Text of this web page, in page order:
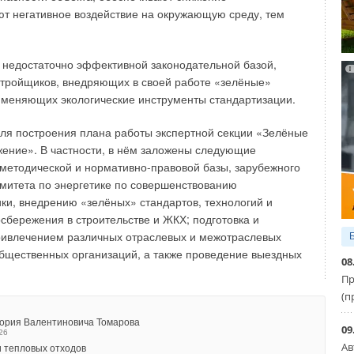
негативное воздействие на окружающую среду, тем
эффективной законодательной базой,
внедряющих в своей работе «зелёные»
экологические инструменты стандартизации.
построения плана работы экспертной секции «Зелёные
В частности, в нём заложены следующие
и нормативно-правовой базы, зарубежного
по энергетике по совершенствованию
внедрению «зелёных» стандартов, технологий и
в строительстве и ЖКХ; подготовка и
различных отраслевых и межотраслевых
организаций, а также проведение выездных
Валентиновича Томарова
тепловых отходов
по совершенствованию законодательства в сфере
энергетического комплекса страны, организации
предупреждению принятия решений,
подготовка и проведение мероприятий по тематике
представителей федеральных органов
финансовых, научных и общественных организаций,
а также проведение выездных заседаний секции в
Федерации.
секции входят руководители регионов, а
большим практическим опытом
центров